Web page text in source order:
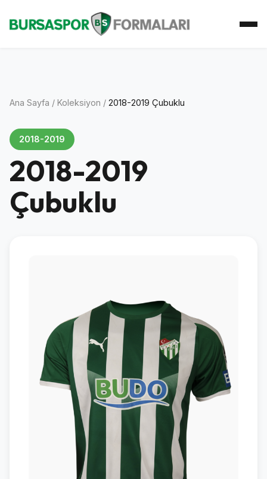
Koleksiyon
Ana Sayfa / Koleksiyon / 2018-2019 Çubuklu
2018-2019
2018-2019
Çubuklu